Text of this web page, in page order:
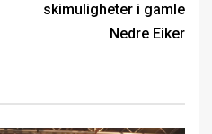
skimuligheter i gamle
Nedre Eiker